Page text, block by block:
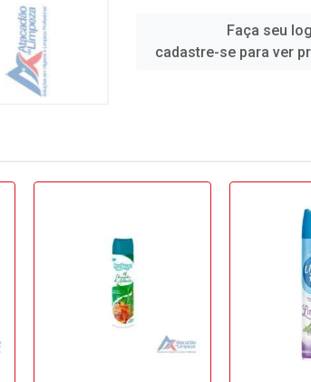
Faça seu
cadastre-se para ver